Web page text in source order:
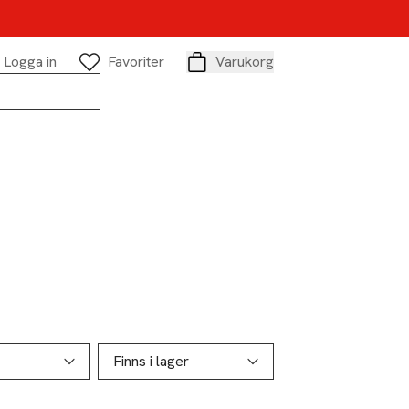
Logga in
Favoriter
Varukorg
Finns i lager